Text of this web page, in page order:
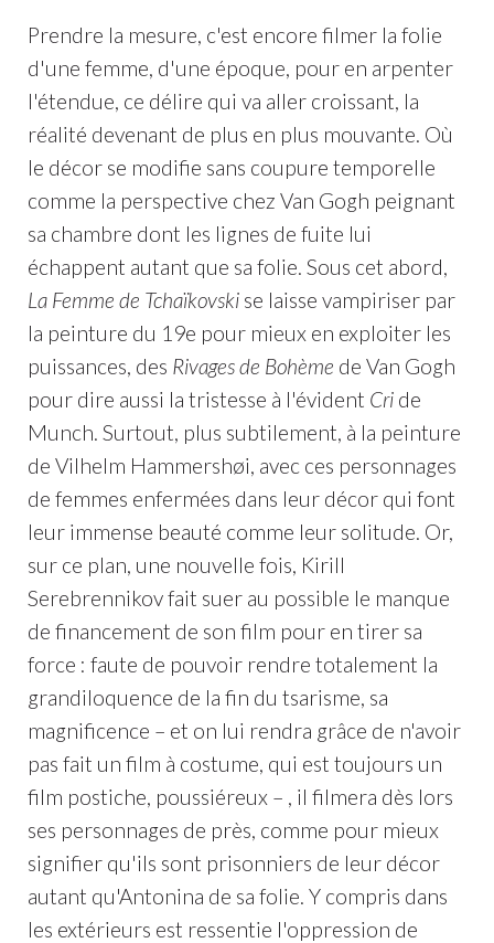
Prendre la mesure, c'est encore filmer la folie
d'une femme, d'une époque, pour en arpenter
l'étendue, ce délire qui va aller croissant, la
réalité devenant de plus en plus mouvante. Où
le décor se modifie sans coupure temporelle
comme la perspective chez Van Gogh peignant
sa chambre dont les lignes de fuite lui
échappent autant que sa folie. Sous cet abord,
La Femme de Tchaïkovskise laisse vampiriser par
la peinture du 19e pour mieux en exploiter les
puissances, des Rivages de Bohème de Van Gogh
pour dire aussi la tristesse à l'évident Cride
Munch. Surtout, plus subtilement, à la peinture
de Vilhelm Hammershøi, avec ces personnages
de femmes enfermées dans leur décor qui font
leur immense beauté comme leur solitude. Or,
sur ce plan, une nouvelle fois, Kirill
Serebrennikov fait suer au possible le manque
de financement de son film pour en tirer sa
force : faute de pouvoir rendre totalement la
grandiloquence de la fin du tsarisme, sa
magnificence – et on lui rendra grâce de n'avoir
pas fait un film à costume, qui est toujours un
film postiche, poussiéreux – , il filmera dès lors
ses personnages de près, comme pour mieux
signifier qu'ils sont prisonniers de leur décor
autant qu'Antonina de sa folie. Y compris dans
les extérieurs est ressentie l'oppression de